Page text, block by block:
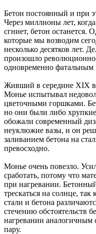
Бетон постоянный и при
Через миллионы лет,
сгниет, бетон останется.
которые мы возводим
несколько десятков лет.
произошло
одновременно фатальным
Живший в середине XIX
Монье испытывал
цветочными горшками.
но они были либо
обожали современный
неуклюжие вазы, и он
заливанием бетона на
превосходно.
Монье очень повезло.
сработать, потому что
при нагревании.
трескаться на солнце,
стали и бетона
стечению обстоятельств
нагревании аналогичным
пару.